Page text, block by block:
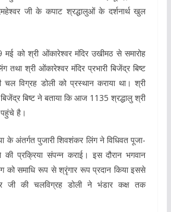
जी के कपाट श्रद्धालुओं के दर्शनार्थ खुल
मई को श्री ओंकारेश्वर मंदिर उखीमठ से समारोह
तथा श्री ओंकारेश्वर मंदिर प्रभारी बिजेंद्र बिष्ट
विग्रह डोली को प्रस्थान कराया था। श्री
बिजेंद्र बिष्ट ने बताया कि आज 1135 श्रद्धालु श्री
पहुंचे है।
के अंतर्गत पुजारी शिवशंकर लिंग ने विधिवत पूजा-
प्रक्रिया संपन्न कराई। इस दौरान भगवान
को समाधि रूप से श्रृंगार रूप प्रदान किया इससे
जी की चलविग्रह डोली ने भंडार कक्ष तक